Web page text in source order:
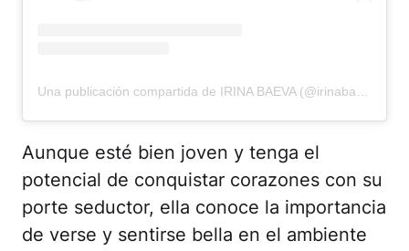
Una publicación compartida de IRINA BAEVA (@irinabaeva)
Aunque esté bien joven y tenga el
potencial de conquistar corazones con su
porte seductor, ella conoce la importancia
de verse y sentirse bella en el ambiente